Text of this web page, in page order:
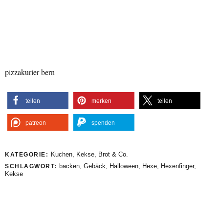
pizzakurier bern
teilen merken teilen
patreon spenden
KATEGORIE: Kuchen, Kekse, Brot & Co.
SCHLAGWORT: backen Gebäck Halloween Hexe Hexenfinger,
Kekse